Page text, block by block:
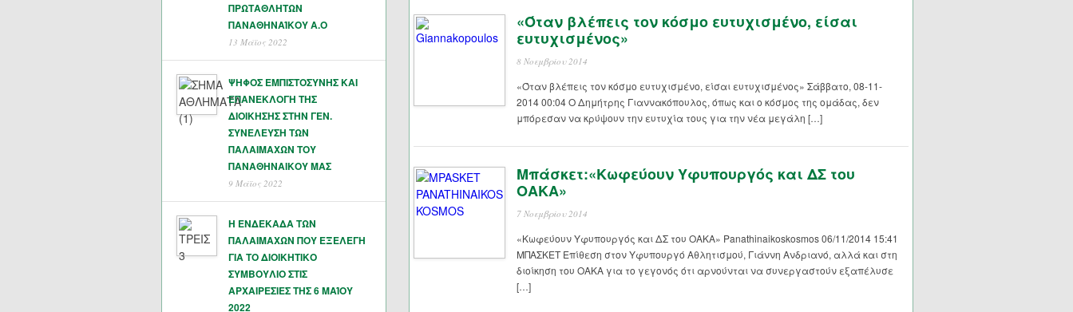
ΠΡΩΤΑΘΛΗΤΩΝ
ΠΑΝΑΘΗΝΑΊΚΟΥ Α.Ο
13 Μάϊος 2022
ΨΗΦΟΣ ΕΜΠΙΣΤΟΣΥΝΗΣ ΚΑΙ
ΕΠΑΝΕΚΛΟΓΗ ΤΗΣ
ΔΙΟΙΚΗΣΗΣ ΣΤΗΝ ΓΕΝ.
ΣΥΝΕΛΕΥΣΗ ΤΩΝ
ΠΑΛΑΙΜΑΧΩΝ ΤΟΥ
ΠΑΝΑΘΗΝΑΙΚΟΥ ΜΑΣ
9 Μάϊος 2022
Η ΕΝΔΕΚΑΔΑ ΤΩΝ
ΠΑΛΑΙΜΑΧΩΝ ΠΟΥ ΕΞΕΛΕΓΗ
ΓΙΑ ΤΟ ΔΙΟΙΚΗΤΙΚΟ
ΣΥΜΒΟΥΛΙΟ ΣΤΙΣ
ΑΡΧΑΙΡΕΣΙΕΣ ΤΗΣ 6 ΜΑΊΟΥ
2022
«Όταν βλέπεις τον κόσμο ευτυχισμένο, είσαι
ευτυχισμένος»
8 Νοεμβρίου 2014
«Όταν βλέπεις τον κόσμο ευτυχισμένο, είσαι ευτυχισμένος» Σάββατο, 08-11-
2014 00:04 Ο Δημήτρης Γιαννακόπουλος, όπως και ο κόσμος της ομάδας, δεν
μπόρεσαν να κρύψουν την ευτυχία τους για την νέα μεγάλη […]
Μπάσκετ:«Κωφεύουν Υφυπουργός και ΔΣ του
ΟΑΚΑ»
7 Νοεμβρίου 2014
«Κωφεύουν Υφυπουργός και ΔΣ του ΟΑΚΑ» Panathinaikoskosmos 06/11/2014 15:41
ΜΠΑΣΚΕΤ Επίθεση στον Υφυπουργό Αθλητισμού, Γιάννη Ανδριανό, αλλά και στη
διοίκηση του ΟΑΚΑ για το γεγονός ότι αρνούνται να συνεργαστούν εξαπέλυσε
[…]